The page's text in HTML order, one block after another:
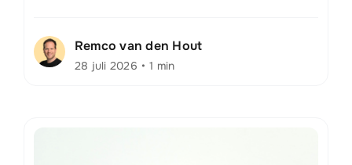
Remco van den Hout
28 juli 2026 • 1 min